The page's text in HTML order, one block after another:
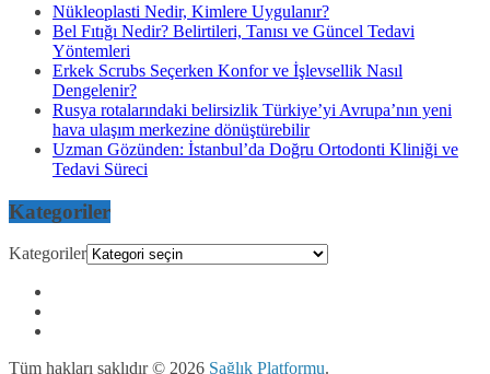
Nükleoplasti Nedir, Kimlere Uygulanır?
Bel Fıtığı Nedir? Belirtileri, Tanısı ve Güncel Tedavi
Yöntemleri
Erkek Scrubs Seçerken Konfor ve İşlevsellik Nasıl
Dengelenir?
Rusya rotalarındaki belirsizlik Türkiye’yi Avrupa’nın yeni
hava ulaşım merkezine dönüştürebilir
Uzman Gözünden: İstanbul’da Doğru Ortodonti Kliniği ve
Tedavi Süreci
Kategoriler
Kategoriler
Tüm hakları saklıdır © 2026 Sağlık Platformu.